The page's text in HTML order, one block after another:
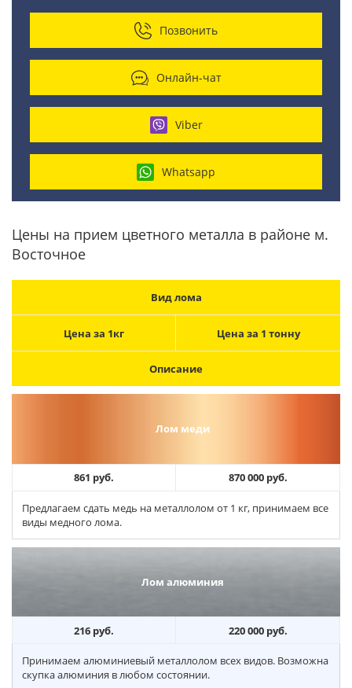
Позвонить
Онлайн-чат
Viber
Whatsapp
Цены на прием цветного металла в районе м.
Восточное
Вид лома
Цена за 1кг Цена за 1 тонну
Описание
Лом меди
861 руб. 870 000 руб.
Предлагаем сдать медь на металлолом от 1 кг, принимаем все
виды медного лома.
Лом алюминия
216 руб. 220 000 руб.
Принимаем алюминиевый металлолом всех видов. Возможна
скупка алюминия в любом состоянии.